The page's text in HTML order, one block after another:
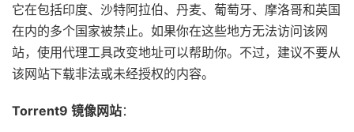
它在包括印度、沙特阿拉伯、丹麦、葡萄牙、摩洛哥和英国
在内的多个国家被禁止。如果你在这些地方无法访问该网
站，使用代理工具改变地址可以帮助你。不过，建议不要从
该网站下载非法或未经授权的内容。
Torrent9 镜像网站：